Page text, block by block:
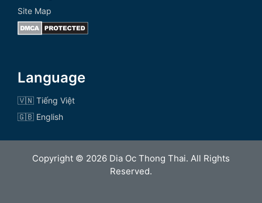
Site Map
Language
🇻🇳 Tiếng Việt
🇬🇧 English
Copyright © 2026 Dia Oc Thong Thai. All Rights
Reserved.